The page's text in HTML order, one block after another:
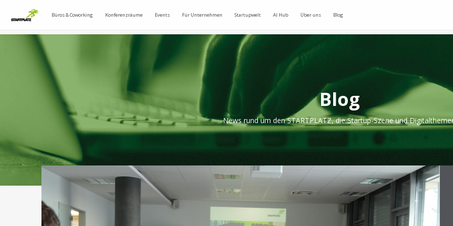
Büros & Coworking Konferenzräume Events Für Unternehmen Startupwelt AI Hub Über uns Blog
Blog
News rund um den STARTPLATZ, die Startup-Szene und